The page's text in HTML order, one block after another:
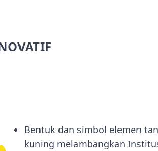
Bentuk dan simbol elemen
kuning melambangkan